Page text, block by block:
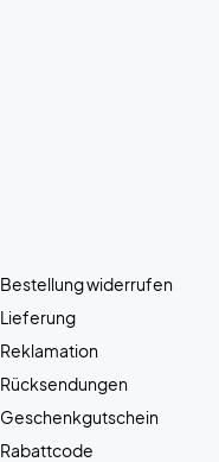
Bestellung widerrufen
Lieferung
Reklamation
Rücksendungen
Geschenkgutschein
Rabattcode